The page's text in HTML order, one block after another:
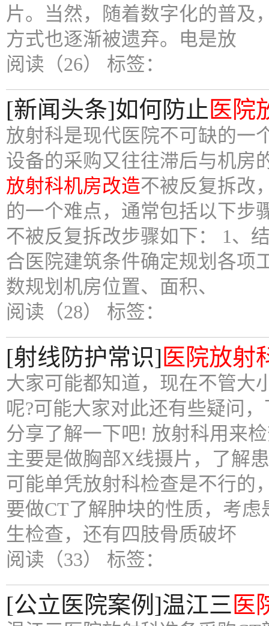
片。当然，随着数字化的普及
方式也逐渐被遗弃。电是放
阅读（26） 标签：
[新闻头条]如何防止 医院
放射科是现代医院不可缺的一
设备的采购又往往滞后与机房
放射科机房改造不被反复拆改
的一个难点，通常包括以下步
不被反复拆改步骤如下： 1、
合医院建筑条件确定规划各项
数规划机房位置、面积、
阅读（28） 标签：
[射线防护常识] 医院放射
大家可能都知道，现在不管大
呢?可能大家对此还有些疑问
分享了解一下吧! 放射科用来
主要是做胸部X线摄片，了解
可能单凭放射科检查是不行的
要做CT了解肿块的性质，考
生检查，还有四肢骨质破坏
阅读（33） 标签：
[公立医院案例]温江三 医